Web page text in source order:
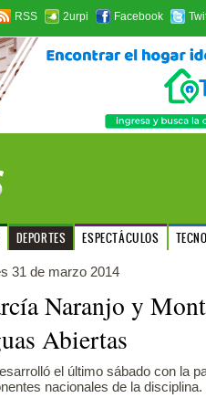
RSS 2urpi Facebook
DEPORTES ESPECTÁCULOS
31 de marzo 2014
Naranjo y
Abiertas
el último sábado con la
nacionales de la disciplina.